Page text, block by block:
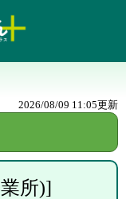
2026/08/09 11:05更新
所)]